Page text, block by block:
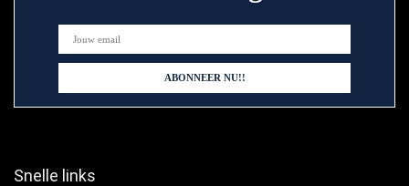
Snelle links